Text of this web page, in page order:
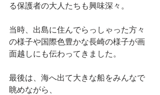
る保護者の大人たちも興味深々。
当時、出島に住んでらっしゃった方々
の様子や国際色豊かな長崎の様子が画
面越しにも伝わってきました。
最後は、海へ出て大きな船をみんなで
眺めながら、